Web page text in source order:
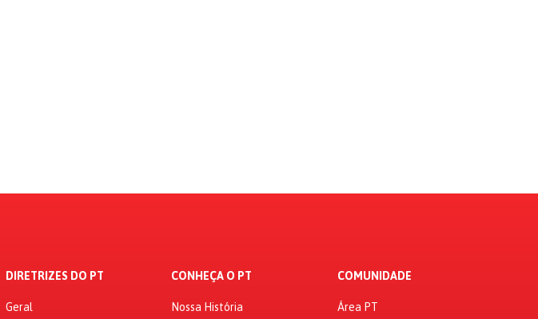
DIRETRIZES DO PT
Geral
CONHEÇA O PT
Nossa História
COMUNIDADE
Área PT